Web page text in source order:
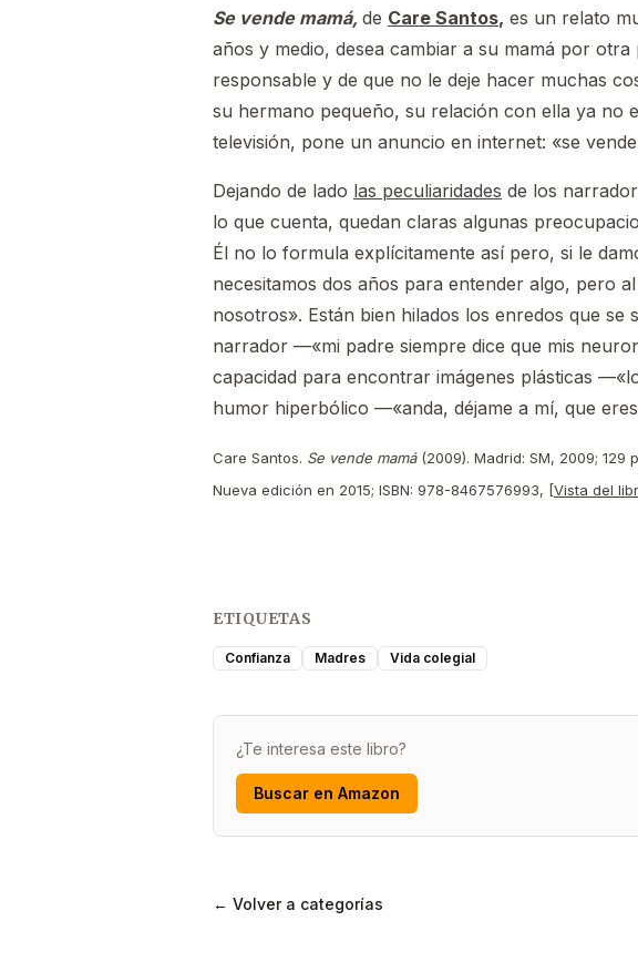
Se vende mamá, de Care Santos, es un relato
años y medio, desea cambiar a su mamá por
responsable y de que no le deje hacer muchas
su hermano pequeño, su relación con ella ya no
televisión, pone un anuncio en internet: «se
Dejando de lado las peculiaridades de los
lo que cuenta, quedan claras algunas
Él no lo formula explícitamente así pero, si le
necesitamos dos años para entender algo, pero
nosotros». Están bien hilados los enredos que
narrador —«mi padre siempre dice que mis
capacidad para encontrar imágenes plásticas
humor hiperbólico —«anda, déjame a mí, que
Care Santos. Se vende mamá(2009). Madrid: SM, 2009; 129
Nueva edición en 2015; ISBN: 978-8467576993, [Vista del
ETIQUETAS
Confianza Madres Vida colegial
¿Te interesa este libro?
Buscar en Amazon
← Volver a categorías